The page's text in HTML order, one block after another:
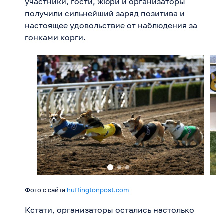
получили сильнейший заряд позитива и
настоящее удовольствие от наблюдения за
гонками корги.
Фото с сайта huffingtonpost.com
Кстати, организаторы остались настолько